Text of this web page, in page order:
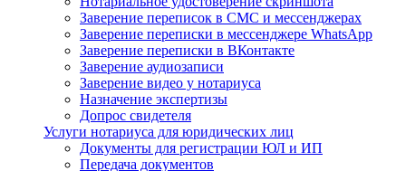
Заверение переписок в СМС и мессенджерах
Заверение переписки в мессенджере WhatsApp
Заверение переписки в ВКонтакте
Заверение аудиозаписи
Заверение видео у нотариуса
Назначение экспертизы
Допрос свидетеля
Услуги нотариуса для юридических лиц
Документы для регистрации ЮЛ и ИП
Передача документов